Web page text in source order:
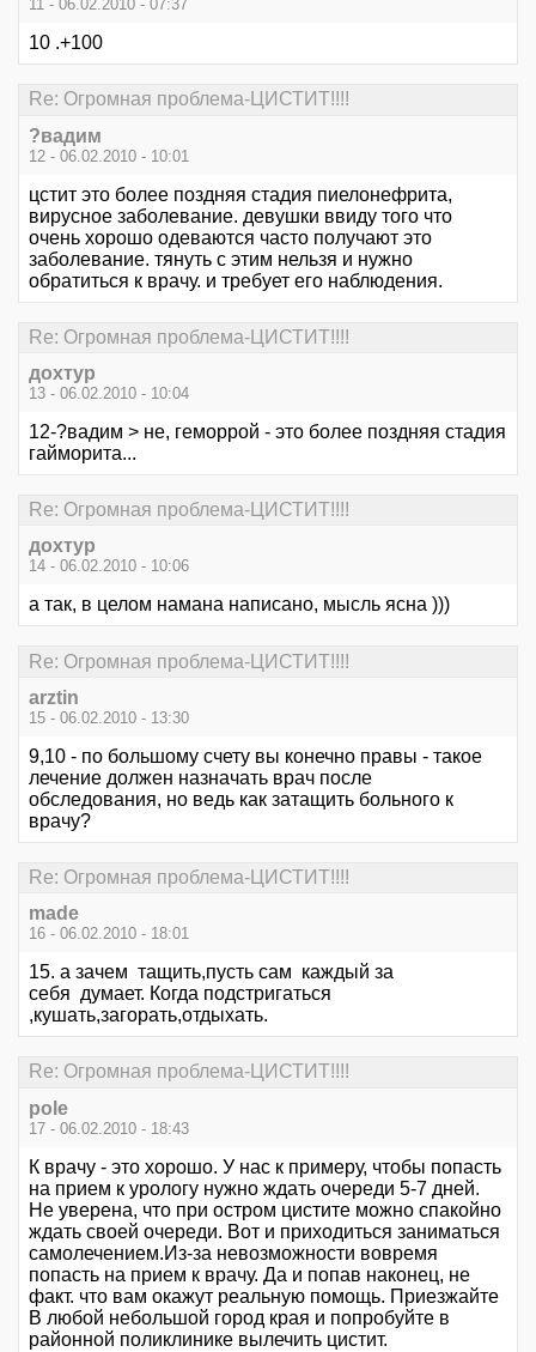
11 - 06.02.2010 - 07:37
10 .+100
Re: Огромная проблема-ЦИСТИТ!!!!
?вадим
12 - 06.02.2010 - 10:01
цстит это более поздняя стадия пиелонефрита,
вирусное заболевание. девушки ввиду того что
очень хорошо одеваются часто получают это
заболевание. тянуть с этим нельзя и нужно
обратиться к врачу. и требует его наблюдения.
Re: Огромная проблема-ЦИСТИТ!!!!
дохтур
13 - 06.02.2010 - 10:04
12-?вадим > не, геморрой - это более поздняя стадия
гайморита...
Re: Огромная проблема-ЦИСТИТ!!!!
дохтур
14 - 06.02.2010 - 10:06
а так, в целом намана написано, мысль ясна )))
Re: Огромная проблема-ЦИСТИТ!!!!
arztin
15 - 06.02.2010 - 13:30
9,10 - по большому счету вы конечно правы - такое
лечение должен назначать врач после
обследования, но ведь как затащить больного к
врачу?
Re: Огромная проблема-ЦИСТИТ!!!!
made
16 - 06.02.2010 - 18:01
15. а зачем тащить,пусть сам каждый за
себя думает. Когда подстригаться
,кушать,загорать,отдыхать.
Re: Огромная проблема-ЦИСТИТ!!!!
pole
17 - 06.02.2010 - 18:43
К врачу - это хорошо. У нас к примеру, чтобы попасть
на прием к урологу нужно ждать очереди 5-7 дней.
Не уверена, что при остром цистите можно спакойно
ждать своей очереди. Вот и приходиться заниматься
самолечением.Из-за невозможности вовремя
попасть на прием к врачу. Да и попав наконец, не
факт. что вам окажут реальную помощь. Приезжайте
В любой небольшой город края и попробуйте в
районной поликлинике вылечить цистит.